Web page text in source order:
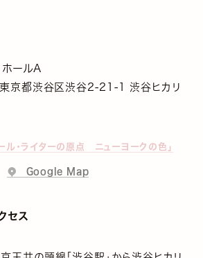
ホールA
京都渋谷区渋谷2-21-1 渋谷ヒカリ
・ライターの原点 ニューヨークの色」
Google Map
セス